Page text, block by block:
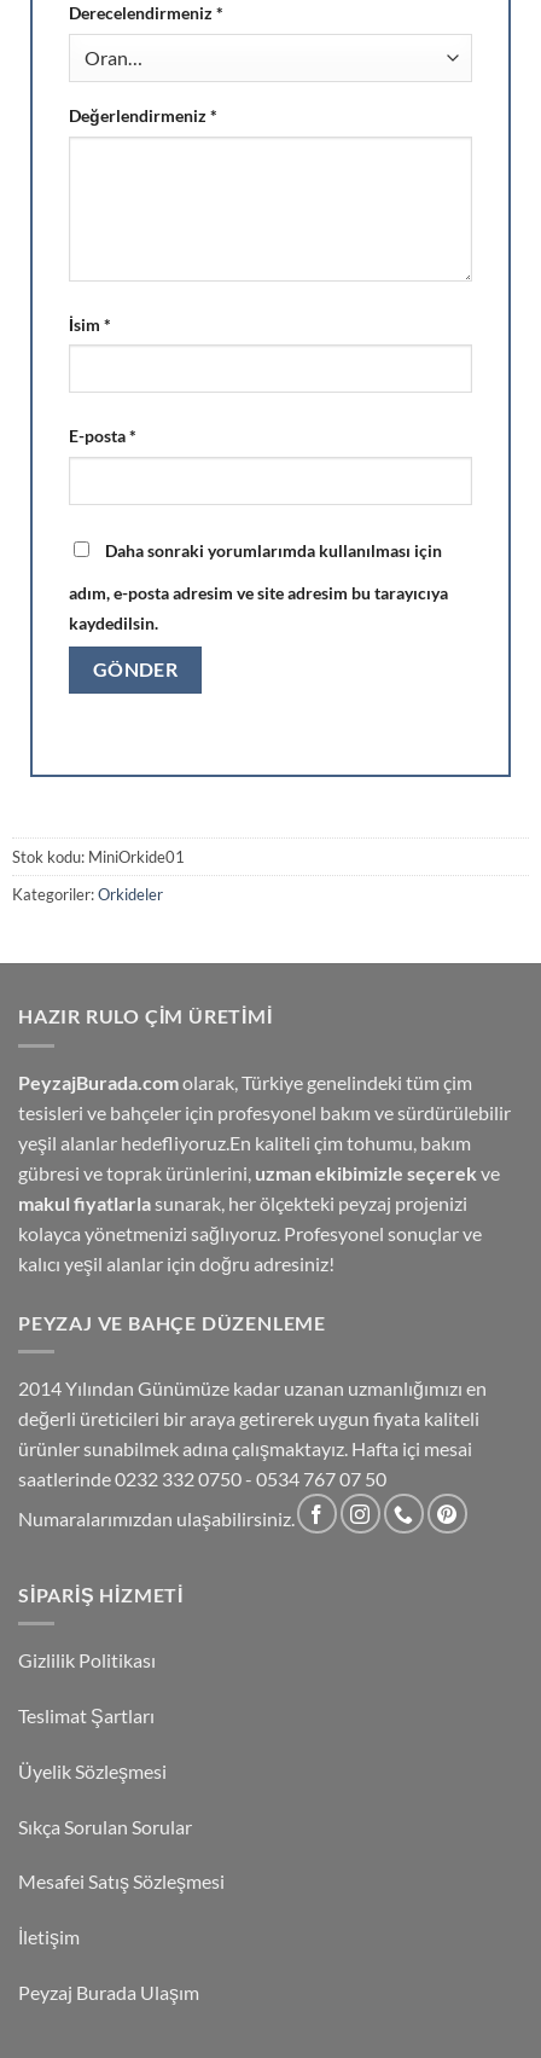
Derecelendirmeniz*
Değerlendirmeniz*
İsim *
E-posta*
Daha sonraki yorumlarımda kullanılması için
adım, e-posta adresim ve site adresim bu tarayıcıya
kaydedilsin.
Stok kodu: MiniOrkide01
Kategoriler:Orkideler
HAZIR RULO ÇIM ÜRETIMI
PeyzajBurada.comolarak, Türkiye genelindeki tüm çim
tesisleri ve bahçeler için profesyonel bakım ve sürdürülebilir
yeşil alanlar hedefliyoruz.En kaliteli çim tohumu, bakım
gübresi ve toprak ürünlerini, uzman ekibimizle seçerek ve
makul fiyatlarlasunarak, her ölçekteki peyzaj projenizi
kolayca yönetmenizi sağlıyoruz. Profesyonel sonuçlar ve
kalıcı yeşil alanlar için doğru adresiniz!
PEYZAJ VE BAHÇE DÜZENLEME
2014 Yılından Günümüze kadar uzanan uzmanlığımızı en
değerli üreticileri bir araya getirerek uygun fiyata kaliteli
ürünler sunabilmek adına çalışmaktayız. Hafta içi mesai
saatlerinde 0232 332 0750 - 0534 767 07 50
Numaralarımızdan ulaşabilirsiniz.
SIPARIŞ HIZMETI
Gizlilik Politikası
Teslimat Şartları
Üyelik Sözleşmesi
Sıkça Sorulan Sorular
Mesafei Satış Sözleşmesi
İletişim
Peyzaj Burada Ulaşım